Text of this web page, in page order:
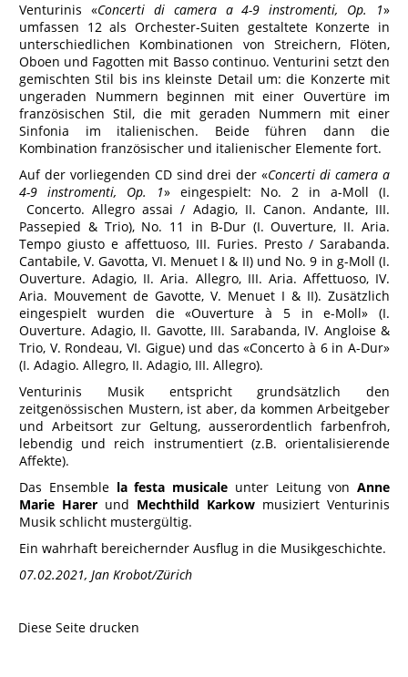
Venturinis «Concerti di camera a 4-9 instromenti, Op. 1»
umfassen 12 als Orchester-Suiten gestaltete Konzerte in
unterschiedlichen Kombinationen von Streichern, Flöten,
Oboen und Fagotten mit Basso continuo. Venturini setzt den
gemischten Stil bis ins kleinste Detail um: die Konzerte mit
ungeraden Nummern beginnen mit einer Ouvertüre im
französischen Stil, die mit geraden Nummern mit einer
Sinfonia im italienischen. Beide führen dann die
Kombination französischer und italienischer Elemente fort.
Auf der vorliegenden CD sind drei der «Concerti di camera a
4-9 instromenti, Op. 1» eingespielt: No. 2 in a-Moll (I.
Concerto. Allegro assai / Adagio, II. Canon. Andante, III.
Passepied & Trio), No. 11 in B-Dur (I. Ouverture, II. Aria.
Tempo giusto e affettuoso, III. Furies. Presto / Sarabanda.
Cantabile, V. Gavotta, VI. Menuet I & II) und No. 9 in g-Moll (I.
Ouverture. Adagio, II. Aria. Allegro, III. Aria. Affettuoso, IV.
Aria. Mouvement de Gavotte, V. Menuet I & II). Zusätzlich
eingespielt wurden die «Ouverture à 5 in e-Moll» (I.
Ouverture. Adagio, II. Gavotte, III. Sarabanda, IV. Angloise &
Trio, V. Rondeau, VI. Gigue) und das «Concerto à 6 in A-Dur»
(I. Adagio. Allegro, II. Adagio, III. Allegro).
Venturinis Musik entspricht grundsätzlich den
zeitgenössischen Mustern, ist aber, da kommen Arbeitgeber
und Arbeitsort zur Geltung, ausserordentlich farbenfroh,
lebendig und reich instrumentiert (z.B. orientalisierende
Affekte).
Das Ensemble la festa musicale unter Leitung von Anne
Marie Harer und Mechthild Karkow musiziert Venturinis
Musik schlicht mustergültig.
Ein wahrhaft bereichernder Ausflug in die Musikgeschichte.
07.02.2021, Jan Krobot/Zürich
Diese Seite drucken